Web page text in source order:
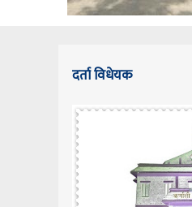
दर्ता विधेयक